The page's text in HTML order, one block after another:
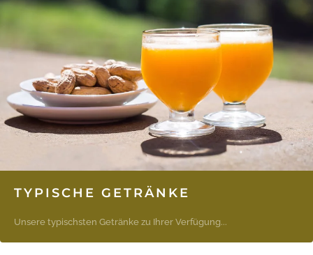
TYPISCHE GETRÄNKE
Unsere typischsten Getränke zu Ihrer Verfügung...